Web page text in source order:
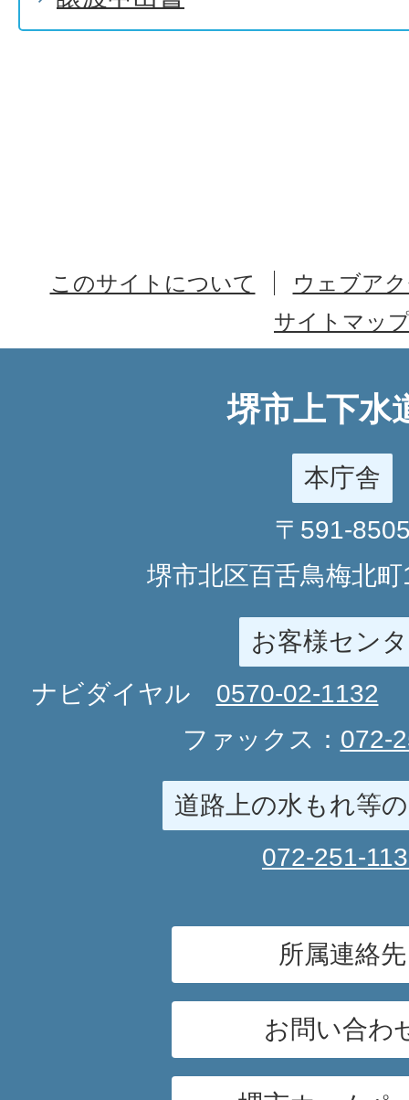
このサイトについて
ウェブア
サイトマッ
堺市上下水
本庁舎
〒591-
堺市北区百舌鳥梅北
お客様セン
ナビダイヤル 0570-02-1132
ファックス： 072-
道路上の水もれ等
072-251-
所属連絡先
お問い合わ